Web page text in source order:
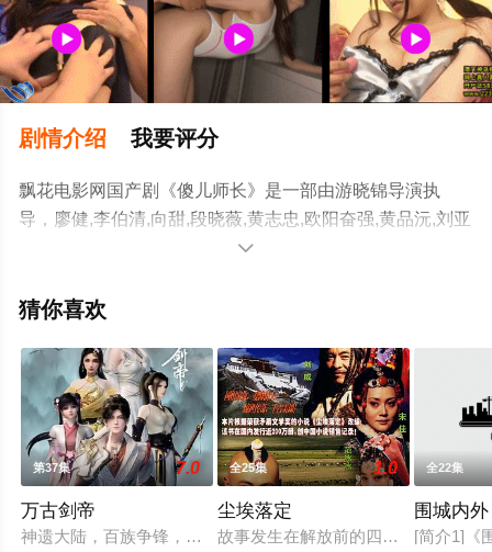
剧情介绍 我要评分
飘花电影网国产剧《傻儿师长》是一部由游晓锦导演执
导，廖健,李伯清,向甜,段晓薇,黄志忠,欧阳奋强,黄品沅,刘亚
津等演员精彩演绎的中国大陆电视剧，大结局剧情已揭晓
就上飘花影院，更多相关信息可移步至豆瓣电视剧、电视
。

猜你喜欢
第37集 7.0
万古剑帝
神遗大陆，百族争锋，武者为王。姜云曾是皇城天一武府武首
全25集 1.0
尘埃落定
故事发生在解放前的四川阿坝地区。
全22集
围城内外
[简介1]《